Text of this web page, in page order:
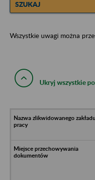
SZUKAJ
Wszystkie uwagi można
Ukryj wszystkie